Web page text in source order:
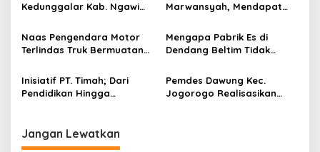
Kedunggalar Kab. Ngawi
Dana Desa Tahun 2024
Marwansyah, Mendapat
Ketua LSM Fakta
Naas Pengendara Motor
Terlindas Truk Bermuatan
Mengapa Pabrik Es di
Dendang Beltim Tidak
Inisiatif PT. Timah; Dari
Pendidikan Hingga
Pemdes Dawung Kec.
Jogorogo Realisasikan
Jangan Lewatkan